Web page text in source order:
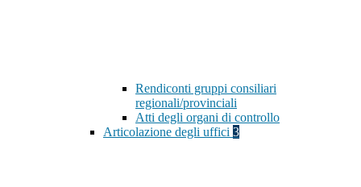
Rendiconti gruppi consiliari
regionali/provinciali
Atti degli organi di controllo
Articolazione degli uffici 3